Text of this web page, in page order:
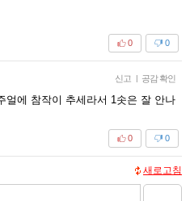
0
0
신고 | 공감 확인
얼에 참작이 추세라서 1솟은 잘 안나
0
0
새로고침